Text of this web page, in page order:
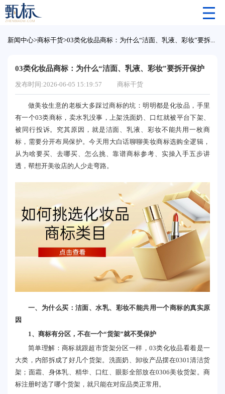
新闻中心>商标干货> 03类化妆品商标：为什么“洁面、乳液、彩妆”要拆开保护
03类化妆品商标：为什么“洁面、乳液、彩妆”要拆开保护
发布时间:2026-06-05 15:19:57 商标干货
做美妆生意的老板大多踩过商标的坑：明明都是化妆品，手里
有一个03类商标，卖水乳没事，上架洗面奶、口红就被平台下架、
被同行投诉。究其原因，就是洁面、乳液、彩妆不能共用一枚商
标，需要分开布局保护。今天用大白话聊聊美妆商标选购全逻辑，
从为啥要买、去哪买、怎么挑、靠谱商标参考、实操入手五步讲
透，帮想开美妆店的人少走弯路。
一、为什么买：洁面、水乳、彩妆不能共用一个商标的真实原
因
1、商标有分区，不在一个“货架”就不受保护
简单理解：商标就跟超市货架分区一样，03类化妆品看着是一
大类，内部拆成了好几个货架。洗面奶、卸妆产品摆在0301清洁货
架；面霜、身体乳、精华、口红、眼影全部放在0306美妆货架。商
标注册时选了哪个货架，就只能在对应品类正常用。